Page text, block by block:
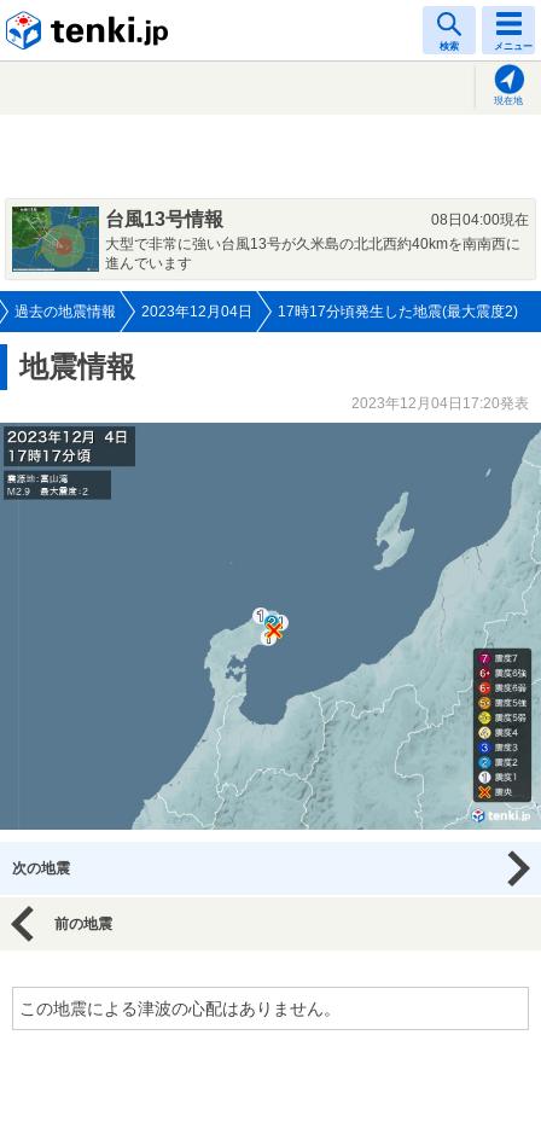
検索 メニュー
現在地
台風13号情報
08日04:00現在
大型で非常に強い台風13号が久米島の北北西約40kmを南南西に
進んでいます
過去の地震情報 2023年12月04日 17時17分頃発生した地震(最大震度2)
地震情報
2023年12月04日17:20発表
次の地震
前の地震
この地震による津波の心配はありません。